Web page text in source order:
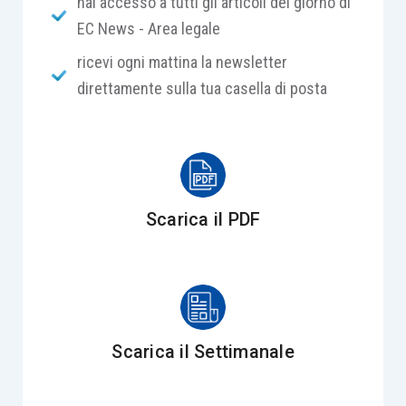
per definizione configurarsi un titolo esecutivo
complesso di formazione giudiziale, né la mera
sentenza di omologa del concordato può
giustificare, di per sé, una simile pretesa, non avendo
diritto certo, liquido ed esigibile, ai sensi dell’art.
Il creditore di una società in amministrazione
straordinaria e ammessa al concordato
preventivo notificava un atto di precetto a quella
EC News - Area legale
ricevi ogni mattina la newsletter
direttamente sulla tua casella di posta
Scarica il PDF
Scarica il Settimanale